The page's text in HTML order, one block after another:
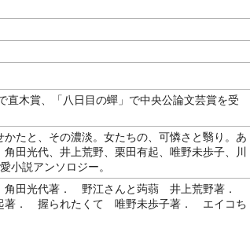
直木賞、「八日目の蟬」で中央公論文芸賞を受
たと、その濃淡。女たちの、可憐さと翳り。あ
田光代、井上荒野、栗田有起、唯野未歩子、川
小説アンソロジー。
角田光代著． 野江さんと蒟蒻 井上荒野著．
著． 握られたくて 唯野未歩子著． エイコち